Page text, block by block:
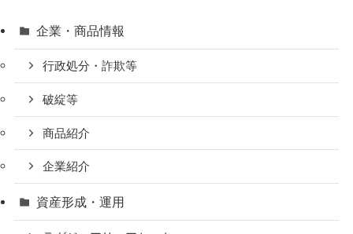
企業・商品情報
行政処分・詐欺等
破綻等
商品紹介
企業紹介
資産形成・運用